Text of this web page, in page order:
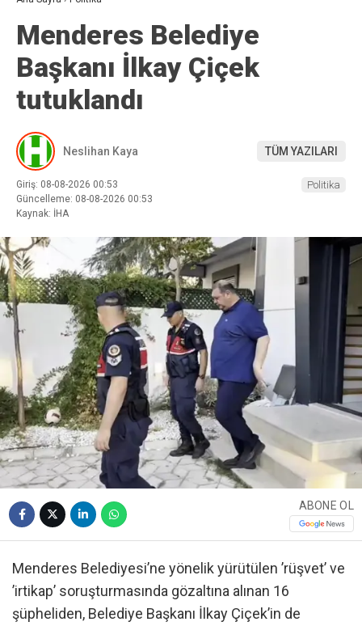
Menderes Belediye
Başkanı İlkay Çiçek
tutuklandı
Neslihan Kaya TÜM YAZILARI
Giriş: 08-08-2026 00:53
Güncelleme: 08-08-2026 00:53
Kaynak: İHA
Politika
ABONE OL
Menderes Belediyesi’ne yönelik yürütülen ’rüşvet’ ve
’irtikap’ soruşturmasında gözaltına alınan 16
şüpheliden, Belediye Başkanı İlkay Çiçek’in de